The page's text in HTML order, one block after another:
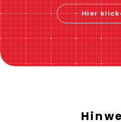
Hier